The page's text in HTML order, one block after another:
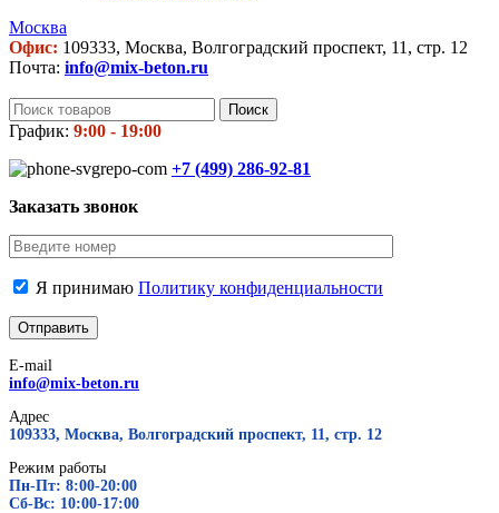
Москва
Офис: 109333, Москва, Волгоградский проспект, 11, стр. 12
Почта: info@mix-beton.ru
Поиск
График: 9:00 - 19:00
+7 (499) 286-92-81
Заказать звонок
Я принимаю Политику конфиденциальности
E-mail
info@mix-beton.ru
Адрес
109333, Москва, Волгоградский проспект, 11, стр. 12
Режим работы
Пн-Пт: 8:00-20:00
Сб-Вс: 10:00-17:00